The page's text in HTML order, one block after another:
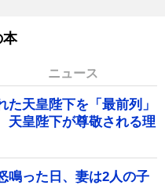
本
ニュース
天皇陛下を「最前列」
皇陛下が尊敬される理
鳴った日、妻は2人の子